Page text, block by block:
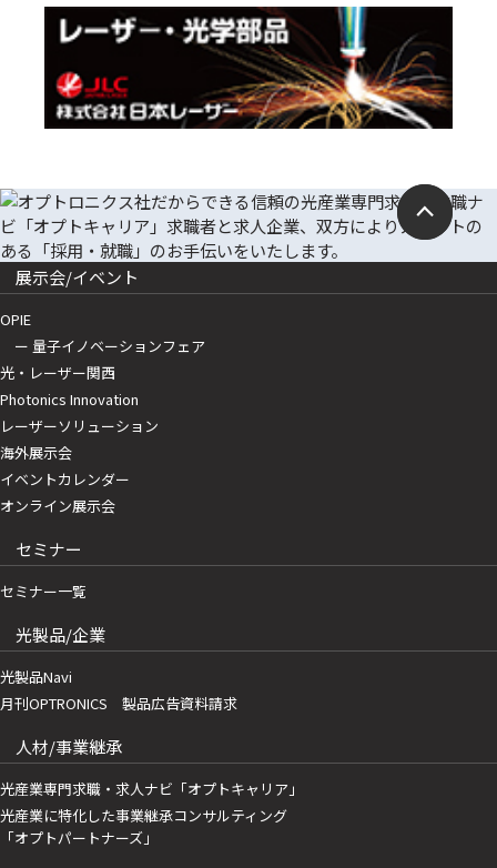
展示会/イベント
OPIE
ー 量子イノベーションフェア
光・レーザー関西
Photonics Innovation
レーザーソリューション
海外展示会
イベントカレンダー
オンライン展示会
セミナー
セミナー一覧
光製品/企業
光製品Navi
月刊OPTRONICS 製品広告資料請求
人材/事業継承
光産業専門求職・求人ナビ「オプトキャリア」
光産業に特化した事業継承コンサルティング
「オプトパートナーズ」